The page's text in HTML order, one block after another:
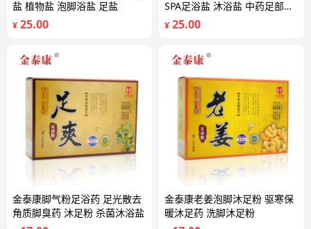
盐 植物盐 泡脚浴盐 足盐
¥ 25.00
SPA足浴盐 沐浴盐 中药足部护
理
¥ 25.00
金泰康脚气粉足浴药 足光散去
角质脚臭药 沐足粉 杀菌沐浴盐
金泰康老姜泡脚沐足粉 驱寒保
暖沐足药 洗脚沐足粉